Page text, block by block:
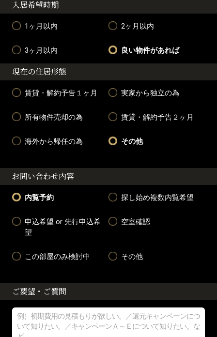
入居希望時期
1ヶ月以内 2ヶ月以内
3ヶ月以内 良い物件があれば
現在の住居形態
賃貸・解約予告１ヶ月 実家から独立の為
所有物件売却の為 賃貸・解約予告２ヶ月
海外から帰任の為 その他
お問い合わせ内容
内覧予約 探し始め複数内覧希望
申込希望 or 先行申込希
望
空室確認
この部屋のみ検討中 その他
ご要望・ご質問